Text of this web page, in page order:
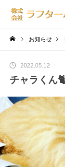
お知らせ
チャラくん🐈
2022.05.12